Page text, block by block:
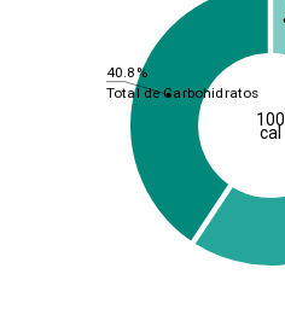
40.8%
Total de Carbohidratos
100
cal